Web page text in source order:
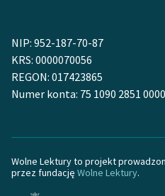
Szkoła Poezji Wolnych
Lektur
O nas
Zespół
NIP: 952-187-70-87
KRS: 0000070056
REGON: 017423865
Numer konta: 75 1090 2851
Wolne Lektury to projekt
przez fundację Wolne Lektury.